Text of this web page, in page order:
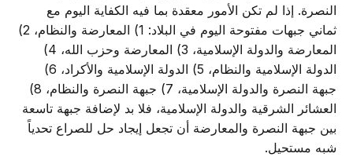
النصرة. إذا لم تكن الأمور معقدة بما فيه الكفاية اليوم مع
ثماني جبهات مفتوحة اليوم في البلاد: 1) المعارضة والنظام، 2)
المعارضة والدولة الإسلامية، 3) المعارضة وحزب الله، 4)
الدولة الإسلامية والنظام، 5) الدولة الإسلامية والأكراد، 6)
جبهة النصرة والدولة الإسلامية، 7) جبهة النصرة والنظام، 8)
العشائر الشرقية والدولة الإسلامية، فلا بد لإضافة جبهة تاسعة
بين جبهة النصرة والمعارضة أن تجعل إيجاد حل للصراع تحدياً
شبه مستحيل.